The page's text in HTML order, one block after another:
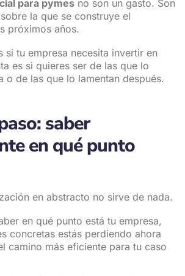
para pymes no son un gasto. Son
la que se construye el
próximos años.
si tu empresa necesita invertir en
es si quieres ser de las que lo
o de las que lo lamentan después.
saber
en qué punto
en abstracto no sirve de nada.
en qué punto está tu empresa,
concretas estás perdiendo ahora
camino más eficiente para tu caso